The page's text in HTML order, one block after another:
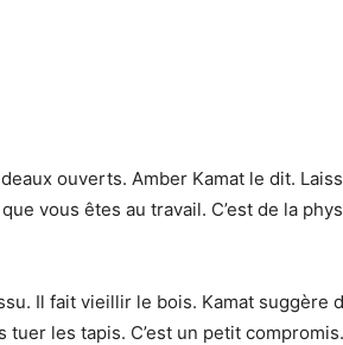
ouverts. Amber Kamat le dit.
vous êtes au travail. C’est de la
Il fait vieillir le bois. Kamat suggère
les tapis. C’est un petit compromis.